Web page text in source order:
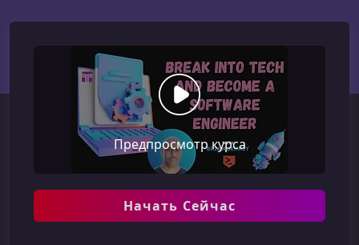
Предпросмотр курса
Начать Сейчас